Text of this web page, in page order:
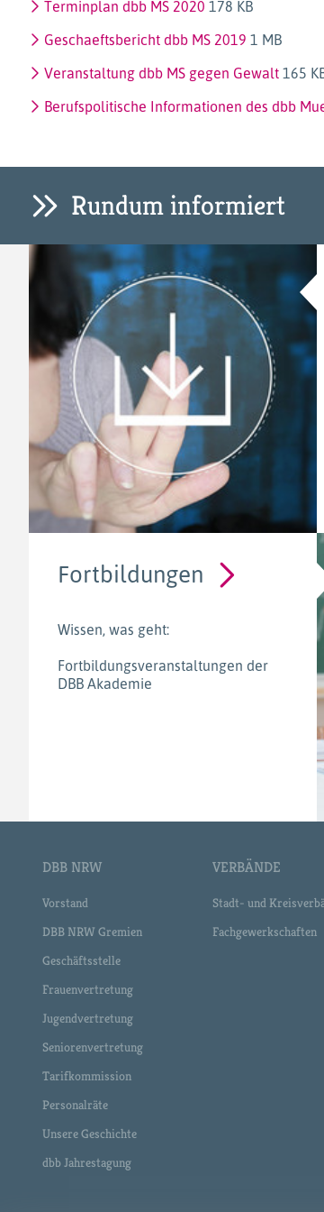
Terminplan dbb MS 2020 178 KB
Geschaeftsbericht dbb MS 2019 1 MB
Veranstaltung dbb MS gegen Gewalt 165
Berufspolitische Informationen des dbb
Rundum informiert
Fortbildungen
Wissen, was geht:
Fortbildungsveranstaltungen der
DBB Akademie
DBB NRW
Vorstand
DBB NRW Gremien
Geschäftsstelle
Frauenvertretung
Jugendvertretung
Seniorenvertretung
Tarifkommission
Personalräte
Unsere Geschichte
dbb Jahrestagung
VERBÄNDE
Stadt- und
Fachgewerkschaften